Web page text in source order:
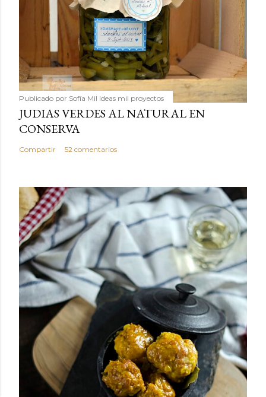
Publicado por Sofía Mil ideas mil proyectos
JUDIAS VERDES AL NATURAL EN
CONSERVA
Compartir 52 comentarios